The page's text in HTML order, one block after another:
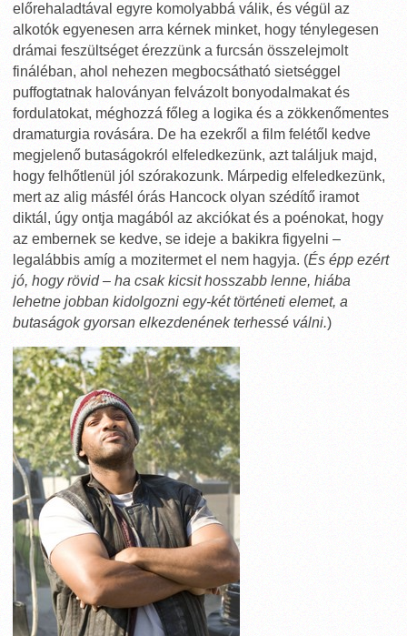
előrehaladtával egyre komolyabbá válik, és végül az
alkotók egyenesen arra kérnek minket, hogy ténylegesen
drámai feszültséget érezzünk a furcsán összelejmolt
fináléban, ahol nehezen megbocsátható sietséggel
puffogtatnak haloványan felvázolt bonyodalmakat és
fordulatokat, méghozzá főleg a logika és a zökkenőmentes
dramaturgia rovására. De ha ezekről a film felétől kedve
megjelenő butaságokról elfeledkezünk, azt találjuk majd,
hogy felhőtlenül jól szórakozunk. Márpedig elfeledkezünk,
mert az alig másfél órás Hancock olyan szédítő iramot
diktál, úgy ontja magából az akciókat és a poénokat, hogy
az embernek se kedve, se ideje a bakikra figyelni –
legalábbis amíg a mozitermet el nem hagyja. (És épp ezért
jó, hogy rövid – ha csak kicsit hosszabb lenne, hiába
lehetne jobban kidolgozni egy-két történeti elemet, a
butaságok gyorsan elkezdenének terhessé válni.)